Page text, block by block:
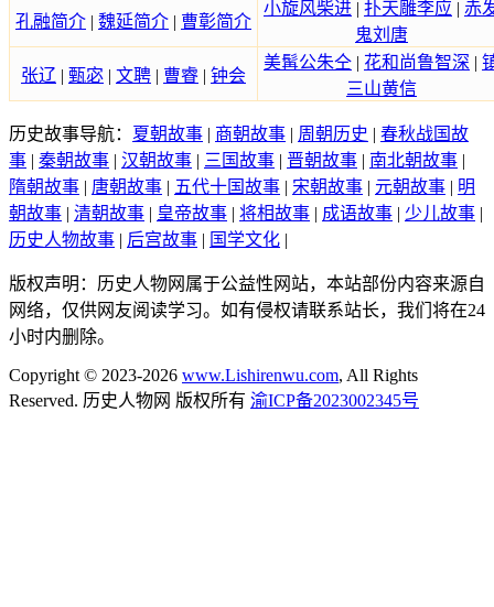
孔融简介 | 魏延简介 | 曹彰简介
小旋风柴进 | 扑天雕李应 | 赤
鬼刘唐
张辽 | 甄宓 | 文聘 | 曹睿 | 钟会
美髯公朱仝 | 花和尚鲁智深 |
三山黄信
历史故事导航： 夏朝故事 | 商朝故事 | 周朝历史 | 春秋战国故
事 | 秦朝故事 | 汉朝故事 | 三国故事 | 晋朝故事 | 南北朝故事 |
隋朝故事 | 唐朝故事 | 五代十国故事 | 宋朝故事 | 元朝故事 | 明
朝故事 | 清朝故事 | 皇帝故事 | 将相故事 | 成语故事 | 少儿故事 |
历史人物故事 | 后宫故事 | 国学文化 |
版权声明：历史人物网属于公益性网站，本站部份内容来源自
网络，仅供网友阅读学习。如有侵权请联系站长，我们将在24
小时内删除。
Copyright © 2023-2026 www.Lishirenwu.com, All Rights
Reserved. 历史人物网 版权所有 渝ICP备2023002345号